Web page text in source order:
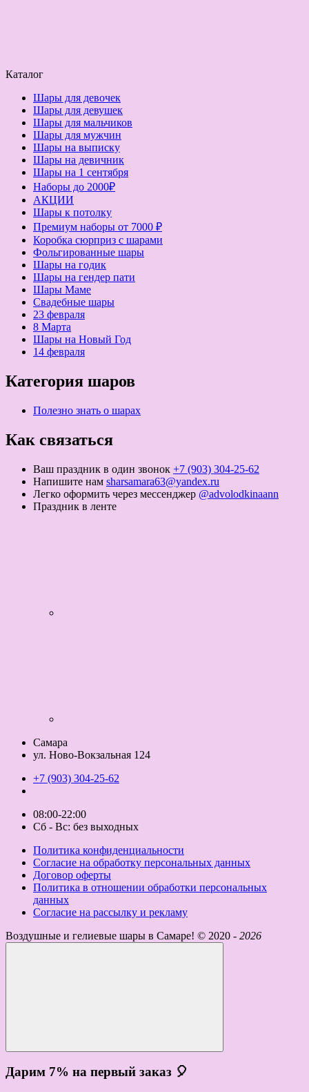
Каталог
Шары для девочек
Шары для девушек
Шары для мальчиков
Шары для мужчин
Шары на выписку
Шары на девичник
Шары на 1 сентября
Наборы до 2000₽
АКЦИИ
Шары к потолку
Премиум наборы от 7000 ₽
Коробка сюрприз с шарами
Фольгированные шары
Шары на годик
Шары на гендер пати
Шары Маме
Свадебные шары
23 февраля
8 Марта
Шары на Новый Год
14 февраля
Категория шаров
Полезно знать о шарах
Как связаться
Ваш праздник в один звонок +7 (903) 304-25-62
Напишите нам sharsamara63@yandex.ru
Легко оформить через мессенджер @advolodkinaann
Праздник в ленте
Самара
ул. Ново-Вокзальная 124
+7 (903) 304-25-62
08:00-22:00
Сб - Вс: без выходных
Политика конфиденциальности
Согласие на обработку персональных данных
Договор оферты
Политика в отношении обработки персональных
данных
Согласие на рассылку и рекламу
Воздушные и гелиевые шары в Самаре! © 2020 - 2026
Дарим 7% на первый заказ 🎈